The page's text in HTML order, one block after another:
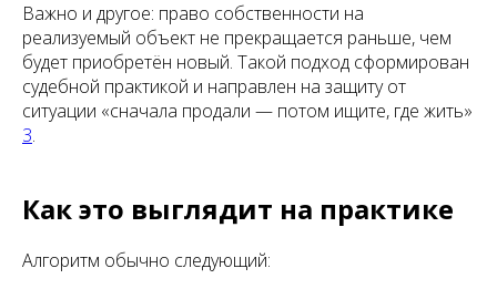
Важно и другое: право собственности на
реализуемый объект не прекращается раньше, чем
будет приобретён новый. Такой подход сформирован
судебной практикой и направлен на защиту от
ситуации «сначала продали — потом ищите, где жить»
3.
Как это выглядит на практике
Алгоритм обычно следующий: